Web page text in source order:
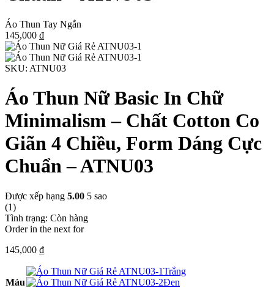
Áo Thun Tay Ngắn
145,000 ₫
SKU: ATNU03
Áo Thun Nữ Basic In Chữ
Minimalism – Chất Cotton Co
Giãn 4 Chiều, Form Dáng Cực
Chuẩn – ATNU03
Được xếp hạng 5.00 5 sao
(1)
Tình trạng: Còn hàng
Order in the next for
145,000 ₫
Màu
Trắng
Đen